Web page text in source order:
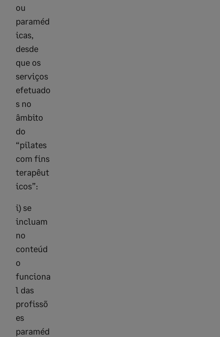
ou
paraméd
icas,
desde
que os
serviços
efetuado
s no
âmbito
do
“pilates
com fins
terapêut
icos”:
i) se
incluam
no
conteúd
o
funciona
l das
profissõ
es
paraméd